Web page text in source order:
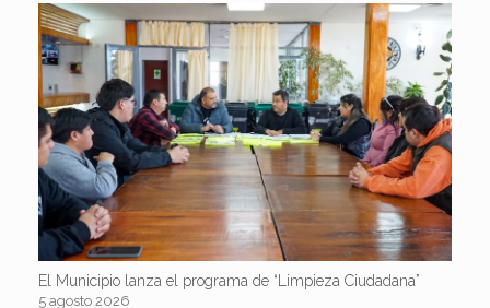
El Municipio lanza el programa de “Limpieza Ciudadana”
5 agosto 2026